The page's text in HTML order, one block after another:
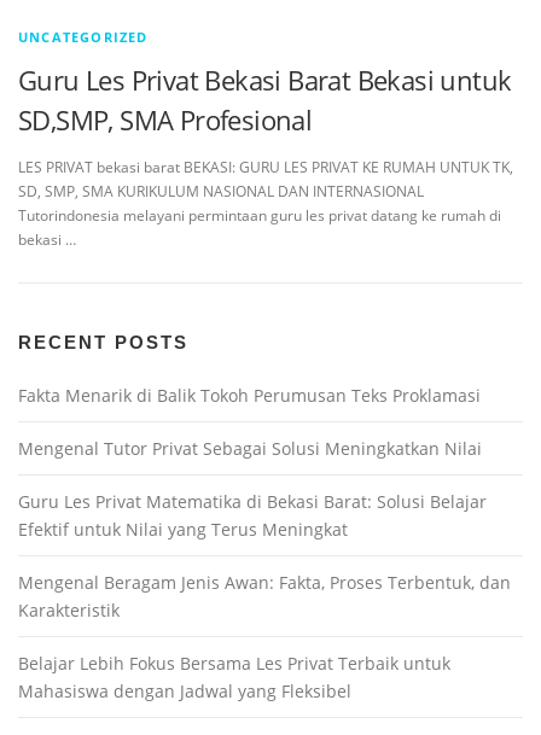
UNCATEGORIZED
Guru Les Privat Bekasi Barat Bekasi untuk
SD,SMP, SMA Profesional
LES PRIVAT bekasi barat BEKASI: GURU LES PRIVAT KE RUMAH UNTUK TK,
SD, SMP, SMA KURIKULUM NASIONAL DAN INTERNASIONAL
Tutorindonesia melayani permintaan guru les privat datang ke rumah di
bekasi …
RECENT POSTS
Fakta Menarik di Balik Tokoh Perumusan Teks Proklamasi
Mengenal Tutor Privat Sebagai Solusi Meningkatkan Nilai
Guru Les Privat Matematika di Bekasi Barat: Solusi Belajar
Efektif untuk Nilai yang Terus Meningkat
Mengenal Beragam Jenis Awan: Fakta, Proses Terbentuk, dan
Karakteristik
Belajar Lebih Fokus Bersama Les Privat Terbaik untuk
Mahasiswa dengan Jadwal yang Fleksibel